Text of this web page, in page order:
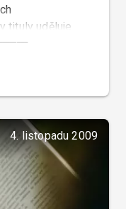
tituly uděluje
4. listopadu 2009